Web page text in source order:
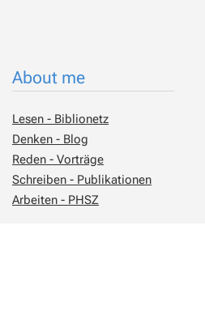
About me
Lesen - Biblionetz
Denken - Blog
Reden - Vorträge
Schreiben - Publikationen
Arbeiten - PHSZ